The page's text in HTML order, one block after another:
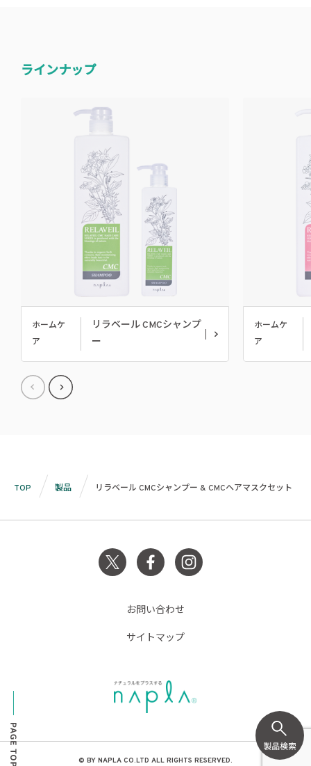
ラインナップ
ホームケ
ア
リラベール CMCシャンプ
ー
ホームケ
ア
TOP 製品 リラベール CMCシャンプー & CMCヘアマスクセット
お問い合わせ
サイトマップ
© BY NAPLA CO.LTD ALL RIGHTS RESERVED.